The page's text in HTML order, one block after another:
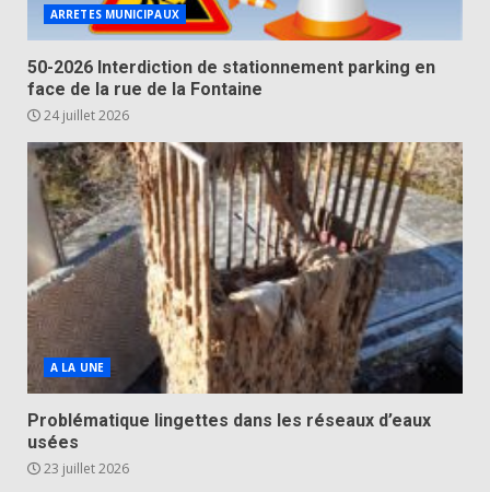
ARRETES MUNICIPAUX
50-2026 Interdiction de stationnement parking en
face de la rue de la Fontaine
24 juillet 2026
A LA UNE
Problématique lingettes dans les réseaux d’eaux
usées
23 juillet 2026